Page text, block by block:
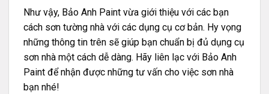
Như vậy, Bảo Anh Paint vừa giới thiệu với các bạn
cách sơn tường nhà với các dụng cụ cơ bản. Hy vọng
những thông tin trên sẽ giúp bạn chuẩn bị đủ dụng cụ
sơn nhà một cách dễ dàng. Hãy liên lạc với Bảo Anh
Paint để nhận được những tư vấn cho việc sơn nhà
bạn nhé!